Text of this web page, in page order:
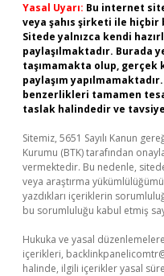
Yasal Uyarı: Bu internet
veya şahıs şirketi ile hiçbir
Sitede yalnızca kendi
paylaşılmaktadır. Burada
taşımamakta olup, gerçek
paylaşım
benzerlikleri tamamen
taslak halindedir ve
Sitemiz, 5651 Sayılı Kanun
Kurumu (BTK) tarafından
vermektedir. Bu nedenle,
veya araştırma
yazdıkları içeriklerin
bu sorumluluğu kabul etmiş
Hukuka ve yasal
içerikleri,
halinde, ilgili içerikler yasal